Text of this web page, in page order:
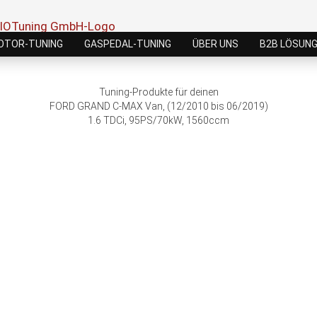
TUNING GASPEDAL-TUNING ÜBER UNS B2B
Tuning-Produkte für deinen
FORD GRAND C-MAX Van, (12/2010 bis 06/2019)
1.6 TDCi, 95PS/70kW, 1560ccm